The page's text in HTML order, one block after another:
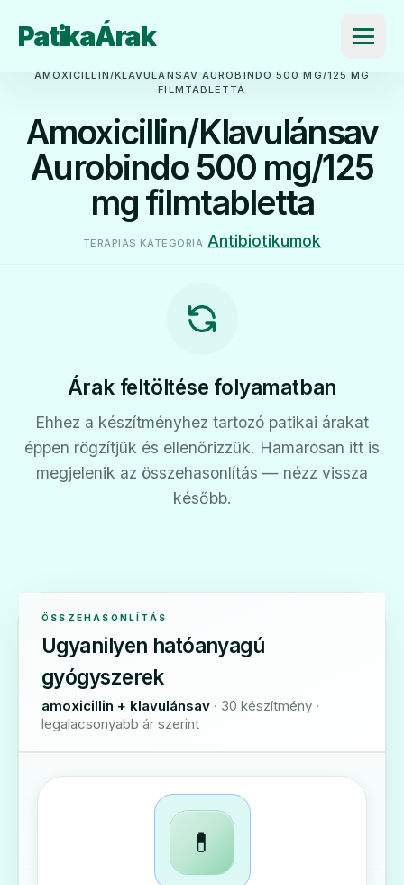
PatikaÁrak
AMOXICILLIN/KLAVULÁNSAV AUROBINDO 500 MG/125 MG
FILMTABLETTA
Amoxicillin/Klavulánsav
Aurobindo 500 mg/125
mg filmtabletta
TERÁPIÁS KATEGÓRIA Antibiotikumok
Árak feltöltése folyamatban
Ehhez a készítményhez tartozó patikai árakat
éppen rögzítjük és ellenőrizzük. Hamarosan itt is
megjelenik az összehasonlítás — nézz vissza
később.
ÖSSZEHASONLÍTÁS
Ugyanilyen hatóanyagú
gyógyszerek
amoxicillin + klavulánsav · 30 készítmény ·
legalacsonyabb ár szerint
💊